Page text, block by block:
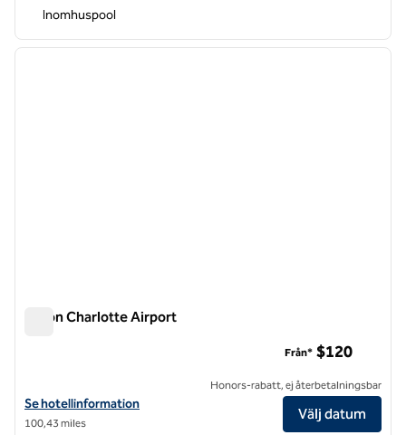
Inomhuspool
1 av 12
nästa
Hilton Charlotte Airport
Visa hotelluppgifter för Hilton Charlotte Airport
Se hotellinformation
100,43 miles
Från* $120
Honors-rabatt, ej återbetalningsbar
Välj datum